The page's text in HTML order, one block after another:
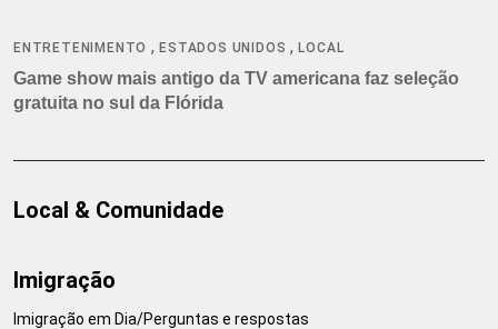
ENTRETENIMENTO ,ESTADOS UNIDOS ,LOCAL
Game show mais antigo da TV americana faz seleção
gratuita no sul da Flórida
Local & Comunidade
Imigração
Imigração em Dia/Perguntas e respostas